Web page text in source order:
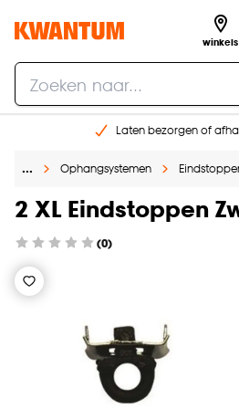
winkels
Laten bezorgen of
Gratis raam advies en
… Ophangsystemen
2 XL Eindstoppen
(0)